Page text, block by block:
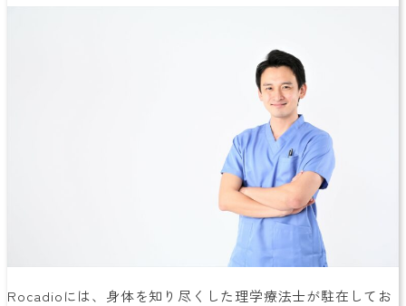
Rocadioには、身体を知り尽くした理学療法士が駐在してお